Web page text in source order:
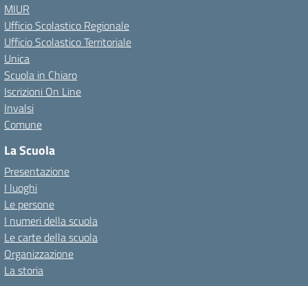
MIUR
Ufficio Scolastico Regionale
Ufficio Scolastico Territoriale
Unica
Scuola in Chiaro
Iscrizioni On Line
Invalsi
Comune
La Scuola
Presentazione
I luoghi
Le persone
I numeri della scuola
Le carte della scuola
Organizzazione
La storia